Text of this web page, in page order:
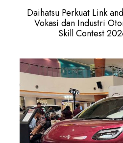
Daihatsu Perkuat Link
Vokasi dan Industri
Skill Contest